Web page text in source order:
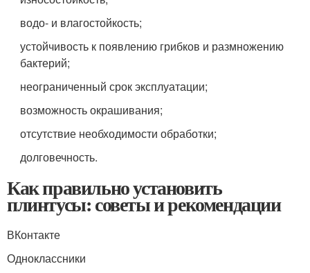
водо- и влагостойкость;
устойчивость к появлению грибков и размножению
бактерий;
неограниченный срок эксплуатации;
возможность окрашивания;
отсутствие необходимости обработки;
долговечность.
Как правильно установить
плинтусы: советы и рекомендации
ВКонтакте
Одноклассники